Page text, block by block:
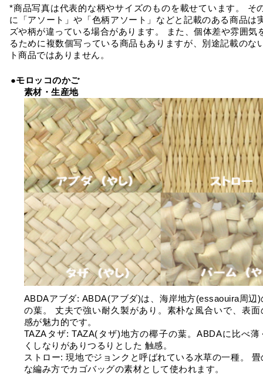
*商品写真は代表的な柄やサイズのものを載せています。 そ
に「アソート」や「色柄アソート」などと記載のある商品は
ズや柄が違っている場合があります。 また、個体差や雰囲気
るために複数個写っている商品もありますが、別途記載のな
ト商品ではありません。
●モロッコのかご
素材・生産地
ABDAアブダ: ABDA(アブダ)は、海岸地方(essaouira周辺)
の葉。 丈夫で強い耐久製があり。素朴な風合いで、表面
感が魅力的です。
TAZAタザ: TAZA(タザ)地方の椰子の葉。ABDAに比べ薄
くしなりがありつるりとした 触感。
ストロー: 現地でジョンクと呼ばれている水草の一種。 畳
な編み方でカゴバッグの素材として使われます。